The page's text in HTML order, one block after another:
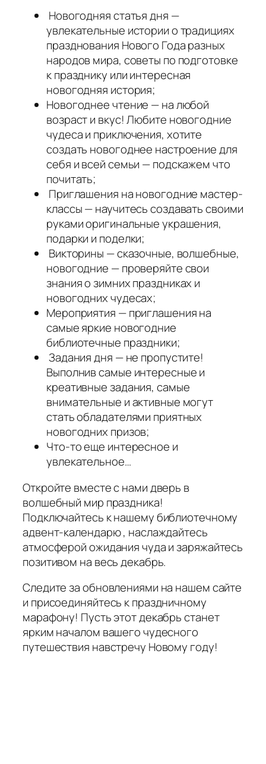
Новогодняя статья дня —
увлекательные истории о традициях
празднования Нового Года разных
народов мира, советы по подготовке
к празднику или интересная
новогодняя история;
Новогоднее чтение — на любой
возраст и вкус! Любите новогодние
чудеса и приключения, хотите
создать новогоднее настроение для
себя и всей семьи — подскажем что
почитать;
Приглашения на новогодние мастер-
классы — научитесь создавать своими
руками оригинальные украшения,
подарки и поделки;
Викторины — сказочные, волшебные,
новогодние — проверяйте свои
знания о зимних праздниках и
новогодних чудесах;
Мероприятия — приглашения на
самые яркие новогодние
библиотечные праздники;
Задания дня — не пропустите!
Выполнив самые интересные и
креативные задания, самые
внимательные и активные могут
стать обладателями приятных
новогодних призов;
Что-то еще интересное и
увлекательное…
Откройте вместе с нами дверь в
волшебный мир праздника!
Подключайтесь к нашему библиотечному
адвент-календарю , наслаждайтесь
атмосферой ожидания чуда и заряжайтесь
позитивом на весь декабрь.
Следите за обновлениями на нашем сайте
и присоединяйтесь к праздничному
марафону! Пусть этот декабрь станет
ярким началом вашего чудесного
путешествия навстречу Новому году!